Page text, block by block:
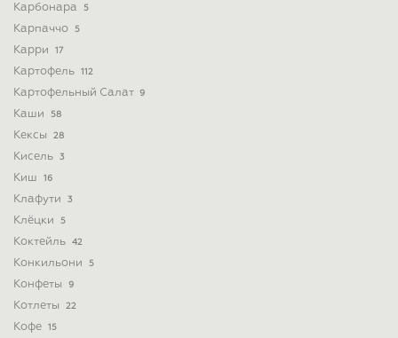
Карбонара 5
Карпаччо 5
Карри 17
Картофель 112
Картофельный Салат 9
Каши 58
Кексы 28
Кисель 3
Киш 16
Клафути 3
Клёцки 5
Коктейль 42
Конкильони 5
Конфеты 9
Котлеты 22
Кофе 15